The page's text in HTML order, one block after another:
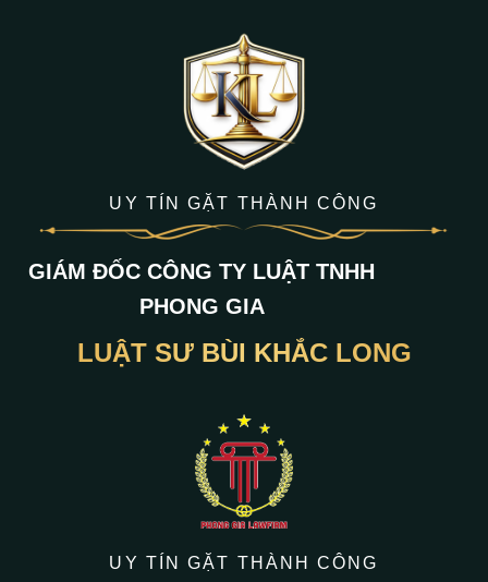
UY TÍN GẶT THÀNH CÔNG
GIÁM ĐỐC CÔNG TY LUẬT TNHH
PHONG GIA
LUẬT SƯ BÙI KHẮC LONG
UY TÍN GẶT THÀNH CÔNG